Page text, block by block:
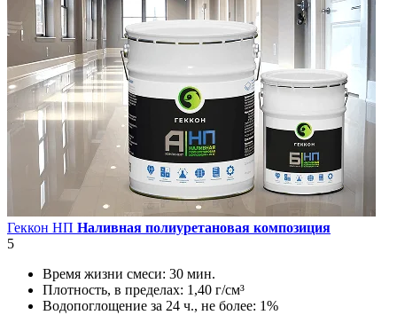
Геккон НП Наливная полиуретановая композиция
5
Время жизни смеси: 30 мин.
Плотность, в пределах: 1,40 г/см³
Водопоглощение за 24 ч., не более: 1%